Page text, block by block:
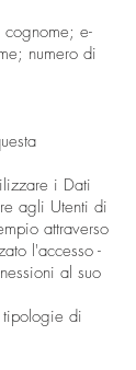
cognome; e-
numero di
i Dati
agli Utenti di
attraverso
l'accesso -
al suo
tipologie di